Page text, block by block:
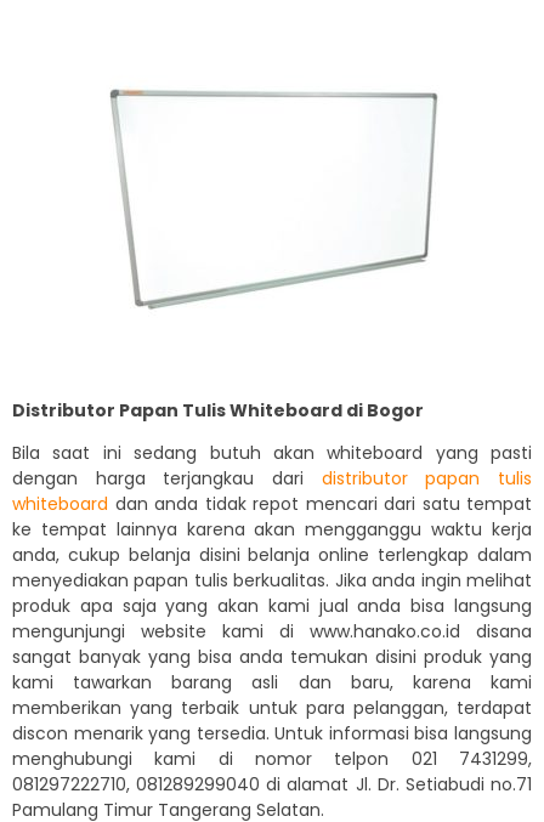
Distributor Papan Tulis Whiteboard di Bogor
Bila saat ini sedang butuh akan whiteboard yang pasti
dengan harga terjangkau dari distributor papan tulis
whiteboard dan anda tidak repot mencari dari satu tempat
ke tempat lainnya karena akan mengganggu waktu kerja
anda, cukup belanja disini belanja online terlengkap dalam
menyediakan papan tulis berkualitas. Jika anda ingin melihat
produk apa saja yang akan kami jual anda bisa langsung
mengunjungi website kami di www.hanako.co.id disana
sangat banyak yang bisa anda temukan disini produk yang
kami tawarkan barang asli dan baru, karena kami
memberikan yang terbaik untuk para pelanggan, terdapat
discon menarik yang tersedia. Untuk informasi bisa langsung
menghubungi kami di nomor telpon 021 7431299,
081297222710, 081289299040 di alamat Jl. Dr. Setiabudi no.71
Pamulang Timur Tangerang Selatan.